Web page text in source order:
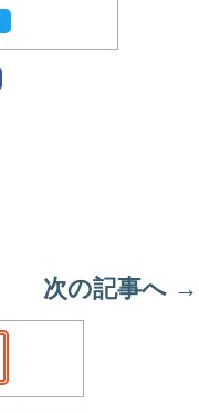
次の記事へ →